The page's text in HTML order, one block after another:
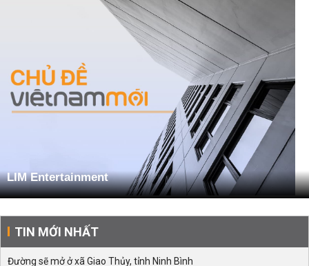
LIM Entertainment
TIN MỚI NHẤT
Đường sẽ mở ở xã Giao Thủy, tỉnh Ninh Bình